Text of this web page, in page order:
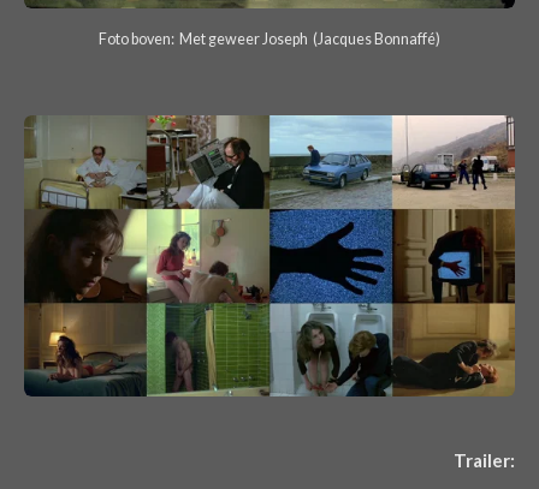
Foto boven: Met geweer Joseph (Jacques Bonnaffé)
Trailer: